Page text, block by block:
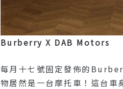
Burberry X DAB Motors
每月十七號固定發佈的
物居然是一台摩托車！這台